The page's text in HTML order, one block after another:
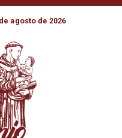
agosto de 2026
FRASSATI
A NÃO
VIDA, MAS A